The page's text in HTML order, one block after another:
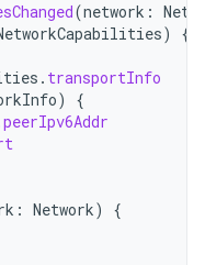
(network :
)
{
. transportInfo
)
{
peerIpv6Addr
: Network)
{